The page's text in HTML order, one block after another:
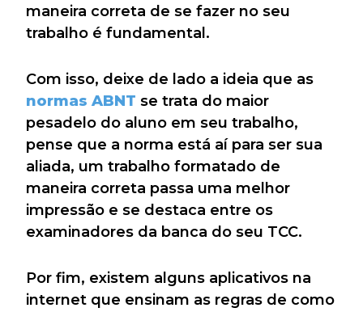
maneira correta de se fazer no seu
trabalho é fundamental.
Com isso, deixe de lado a ideia que as
normas ABNT se trata do maior
pesadelo do aluno em seu trabalho,
pense que a norma está aí para ser sua
aliada, um trabalho formatado de
maneira correta passa uma melhor
impressão e se destaca entre os
examinadores da banca do seu TCC.
Por fim, existem alguns aplicativos na
internet que ensinam as regras de como